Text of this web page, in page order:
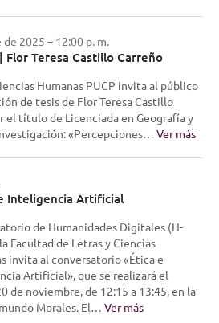
2025 – 12:00 p. m.
Teresa Castillo Carreño
Humanas PUCP invita al público
de tesis de Flor Teresa Castillo
el título de Licenciada en Geografía y
«Percepciones… Ver más
Inteligencia Artificial
de Humanidades Digitales (H-
Facultad de Letras y Ciencias
invita al conversatorio «Ética e
Artificial», que se realizará el
de noviembre, de 12:15 a 13:45, en la
Morales. El… Ver más